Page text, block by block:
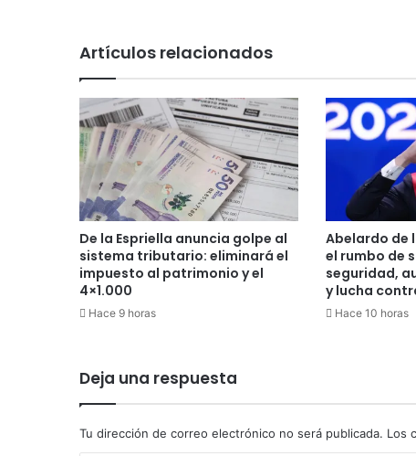
u
v
i
a
s
:
a
g
u
é
s
u
ó
i
u
Artículos relacionados
De la Espriella anuncia golpe al
sistema tributario: eliminará el
impuesto al patrimonio y el
4×1.000
Hace 9 horas
Abelardo de
el rumbo de
seguridad,
y lucha
Hace 10 horas
Deja una respuesta
Tu dirección de correo electrónico no será publicada. Los